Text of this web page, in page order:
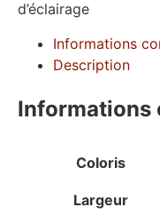
d’éclairage
Informations
Description
Informations
Coloris
Largeur